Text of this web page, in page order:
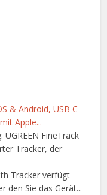
& Android, USB C
Apple...
FineTrack
Tracker, der
Tracker verfügt
den Sie das Gerät...